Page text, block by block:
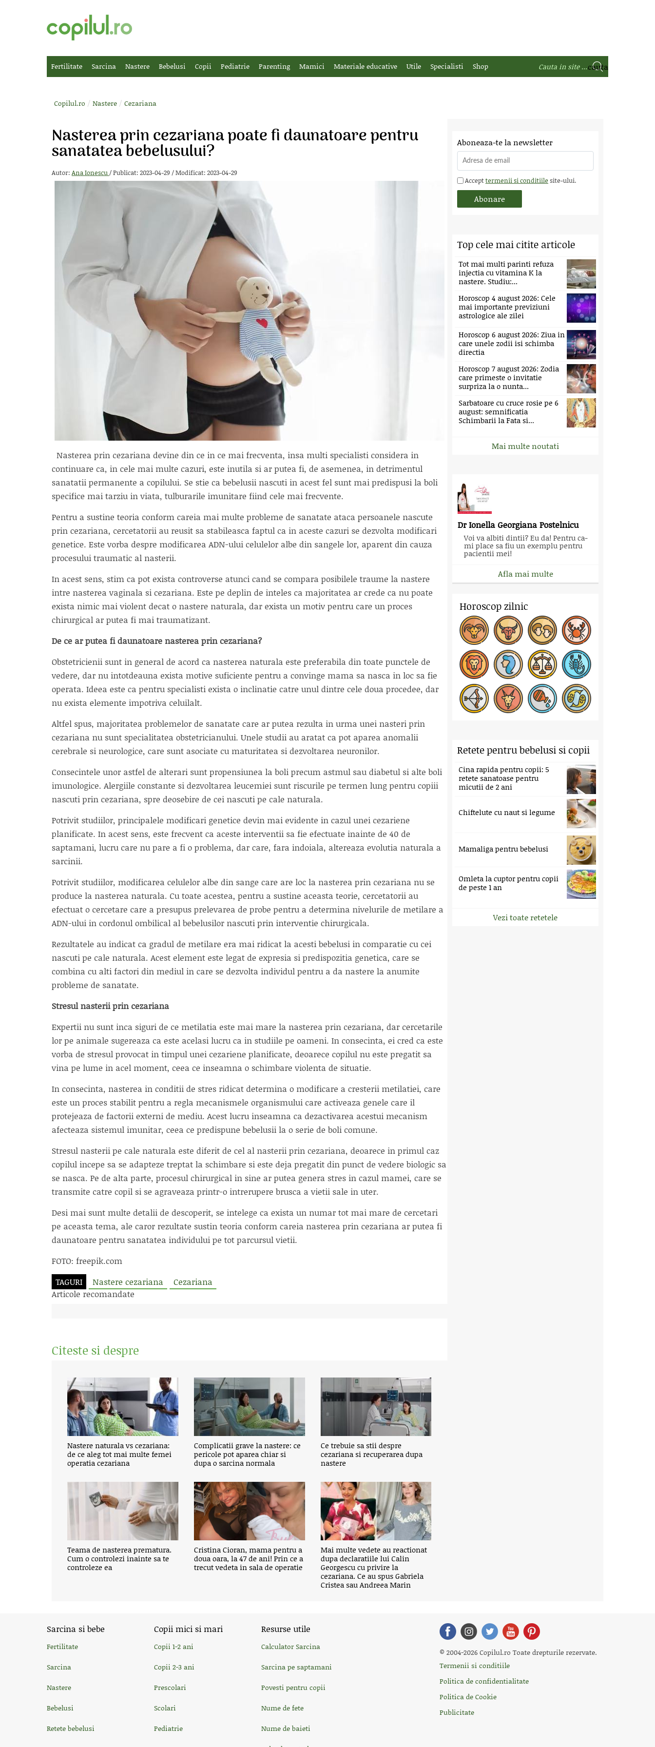
Fertilitate Sarcina Nastere Bebelusi Copii Pediatrie Parenting Mamici Materiale educative Utile Specialisti Shop
Copilul.ro / Nastere / Cezariana
Nasterea prin cezariana poate fi daunatoare pentru
sanatatea bebelusului?
Autor: Ana Ionescu/Publicat: 2023-04-29 /Modificat: 2023-04-29
Nasterea prin cezariana devine din ce in ce mai frecventa, insa multi specialisti considera in
continuare ca, in cele mai multe cazuri, este inutila si ar putea fi, de asemenea, in detrimentul
sanatatii permanente a copilului. Se stie ca bebelusii nascuti in acest fel sunt mai predispusi la boli
specifice mai tarziu in viata, tulburarile imunitare fiind cele mai frecvente.
Pentru a sustine teoria conform careia mai multe probleme de sanatate ataca persoanele nascute
prin cezariana, cercetatorii au reusit sa stabileasca faptul ca in aceste cazuri se dezvolta modificari
genetice. Este vorba despre modificarea ADN-ului celulelor albe din sangele lor, aparent din cauza
procesului traumatic al nasterii.
In acest sens, stim ca pot exista controverse atunci cand se compara posibilele traume la nastere
intre nasterea vaginala si cezariana. Este pe deplin de inteles ca majoritatea ar crede ca nu poate
exista nimic mai violent decat o nastere naturala, dar exista un motiv pentru care un proces
chirurgical ar putea fi mai traumatizant.
De ce ar putea fi daunatoare nasterea prin cezariana?
Obstetricienii sunt in general de acord ca nasterea naturala este preferabila din toate punctele de
vedere, dar nu intotdeauna exista motive suficiente pentru a convinge mama sa nasca in loc sa fie
operata. Ideea este ca pentru specialisti exista o inclinatie catre unul dintre cele doua procedee, dar
nu exista elemente impotriva celuilalt.
Altfel spus, majoritatea problemelor de sanatate care ar putea rezulta in urma unei nasteri prin
cezariana nu sunt specialitatea obstetricianului. Unele studii au aratat ca pot aparea anomalii
cerebrale si neurologice, care sunt asociate cu maturitatea si dezvoltarea neuronilor.
Consecintele unor astfel de alterari sunt propensiunea la boli precum astmul sau diabetul si alte boli
imunologice. Alergiile constante si dezvoltarea leucemiei sunt riscurile pe termen lung pentru copiii
nascuti prin cezariana, spre deosebire de cei nascuti pe cale naturala.
Potrivit studiilor, principalele modificari genetice devin mai evidente in cazul unei cezariene
planificate. In acest sens, este frecvent ca aceste interventii sa fie efectuate inainte de 40 de
saptamani, lucru care nu pare a fi o problema, dar care, fara indoiala, altereaza evolutia naturala a
sarcinii.
Potrivit studiilor, modificarea celulelor albe din sange care are loc la nasterea prin cezariana nu se
produce la nasterea naturala. Cu toate acestea, pentru a sustine aceasta teorie, cercetatorii au
efectuat o cercetare care a presupus prelevarea de probe pentru a determina nivelurile de metilare a
ADN-ului in cordonul ombilical al bebelusilor nascuti prin interventie chirurgicala.
Rezultatele au indicat ca gradul de metilare era mai ridicat la acesti bebelusi in comparatie cu cei
nascuti pe cale naturala. Acest element este legat de expresia si predispozitia genetica, care se
combina cu alti factori din mediul in care se dezvolta individul pentru a da nastere la anumite
probleme de sanatate.
Stresul nasterii prin cezariana
Expertii nu sunt inca siguri de ce metilatia este mai mare la nasterea prin cezariana, dar cercetarile
lor pe animale sugereaza ca este acelasi lucru ca in studiile pe oameni. In consecinta, ei cred ca este
vorba de stresul provocat in timpul unei cezariene planificate, deoarece copilul nu este pregatit sa
vina pe lume in acel moment, ceea ce inseamna o schimbare violenta de situatie.
In consecinta, nasterea in conditii de stres ridicat determina o modificare a cresterii metilatiei, care
este un proces stabilit pentru a regla mecanismele organismului care activeaza genele care il
protejeaza de factorii externi de mediu. Acest lucru inseamna ca dezactivarea acestui mecanism
afecteaza sistemul imunitar, ceea ce predispune bebelusii la o serie de boli comune.
Stresul nasterii pe cale naturala este diferit de cel al nasterii prin cezariana, deoarece in primul caz
copilul incepe sa se adapteze treptat la schimbare si este deja pregatit din punct de vedere biologic sa
se nasca. Pe de alta parte, procesul chirurgical in sine ar putea genera stres in cazul mamei, care se
transmite catre copil si se agraveaza printr-o intrerupere brusca a vietii sale in uter.
Desi mai sunt multe detalii de descoperit, se intelege ca exista un numar tot mai mare de cercetari
pe aceasta tema, ale caror rezultate sustin teoria conform careia nasterea prin cezariana ar putea fi
daunatoare pentru sanatatea individului pe tot parcursul vietii.
FOTO: freepik.com
TAGURI
Nastere cezariana
Cezariana
Articole recomandate
Citeste si despre
Nastere naturala vs cezariana:
de ce aleg tot mai multe femei
operatia cezariana
Complicatii grave la nastere: ce
pericole pot aparea chiar si
dupa o sarcina normala
Ce trebuie sa stii despre
cezariana si recuperarea dupa
nastere
Teama de nasterea prematura.
Cum o controlezi inainte sa te
controleze ea
Cristina Cioran, mama pentru a
doua oara, la 47 de ani! Prin ce a
trecut vedeta in sala de operatie
Mai multe vedete au reactionat
dupa declaratiile lui Calin
Georgescu cu privire la
cezariana. Ce au spus Gabriela
Cristea sau Andreea Marin
Aboneaza-te la newsletter
Accepttermenii si conditiile site-ului.
Top cele mai citite articole
Tot mai multi parinti refuza
injectia cu vitamina K la
nastere. Studiu:...
Horoscop 4 august 2026: Cele
mai importante previziuni
astrologice ale zilei
Horoscop 6 august 2026: Ziua in
care unele zodii isi schimba
directia
Horoscop 7 august 2026: Zodia
care primeste o invitatie
surpriza la o nunta...
Sarbatoare cu cruce rosie pe 6
august: semnificatia
Schimbarii la Fata si...
Mai multe noutati
Dr Ionella Georgiana Postelnicu
Voi va albiti dintii? Eu da! Pentru ca-
mi place sa fiu un exemplu pentru
pacientii mei!
Afla mai multe
Horoscop zilnic
Retete pentru bebelusi si copii
Cina rapida pentru copii: 5
retete sanatoase pentru
micutii de 2 ani
Chiftelute cu naut si legume
Mamaliga pentru bebelusi
Omleta la cuptor pentru copii
de peste 1 an
Vezi toate retetele
Sarcina si bebe
Fertilitate
Sarcina
Nastere
Bebelusi
Retete bebelusi
Copii mici si mari
Copii 1-2 ani
Copii 2-3 ani
Prescolari
Scolari
Pediatrie
Resurse utile
Calculator Sarcina
Sarcina pe saptamani
Povesti pentru copii
Nume de fete
Nume de baieti
© 2004-2026 Copilul.ro Toate drepturile rezervate.
Termenii si conditiile
Politica de confidentialitate
Politica de Cookie
Publicitate